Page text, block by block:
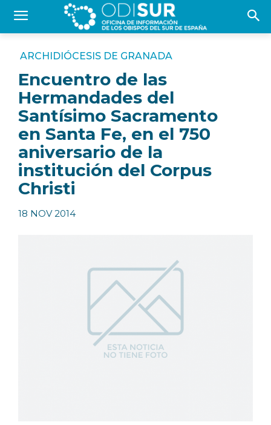
ARCHIDIÓCESIS DE GRANADA
Encuentro de las
Hermandades del
Santísimo Sacramento
en Santa Fe, en el 750
aniversario de la
institución del Corpus
Christi
18 NOV 2014